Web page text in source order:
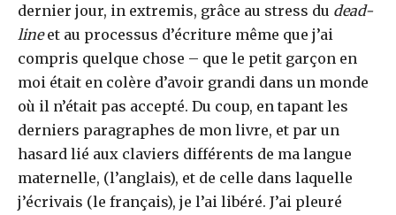
dernier jour, in extremis, grâce au stress du dead-
lineet au processus d’écriture même que j’ai
compris quelque chose – que le petit garçon en
moi était en colère d’avoir grandi dans un monde
où il n’était pas accepté. Du coup, en tapant les
derniers paragraphes de mon livre, et par un
hasard lié aux claviers différents de ma langue
maternelle, (l’anglais), et de celle dans laquelle
j’écrivais (le français), je l’ai libéré. J’ai pleuré